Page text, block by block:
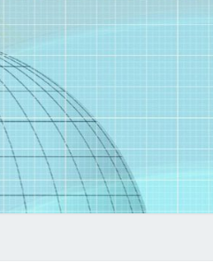
Witamy Na
Stronie
Internetowej
ZSP Nr 4 W
Raciborzu